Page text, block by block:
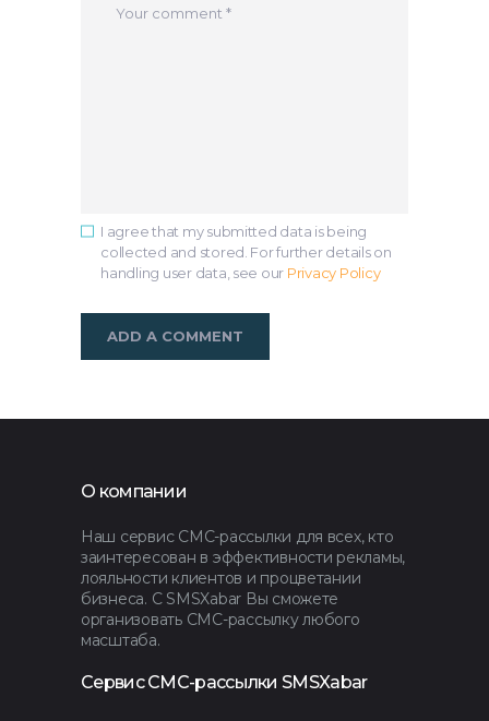
I agree that my submitted data is being
collected and stored. For further details on
handling user data, see our Privacy Policy
О компании
Наш сервис СМС-рассылки для всех, кто
заинтересован в эффективности рекламы,
лояльности клиентов и процветании
бизнеса. С SMSXabar Вы сможете
организовать СМС-рассылку любого
масштаба.
Сервис СМС-рассылки SMSXabar